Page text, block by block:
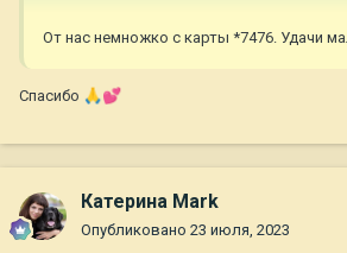
От нас немножко с карты *7476. Удачи
Спасибо 🙏💕
Катерина Mark
Опубликовано 23 июля, 2023